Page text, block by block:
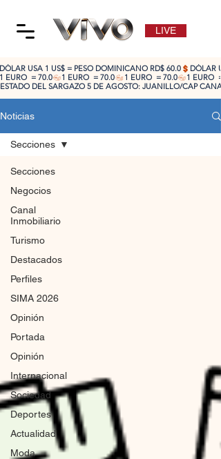
LIVE
ESTADO DEL SARGAZO 5 DE AGOSTO: JUANILLO/CAP
DÓLAR USA 1 US$ = PESO DOMINICANO RD$ 60.0
1 EURO  = 70.0
Noticias
Secciones
Negocios
Canal
Inmobiliario
Turismo
Destacados
Perfiles
SIMA 2026
Opinión
Portada
Opinión
Internacional
Sociedad
Deportes
Actualidad
Moda
Secciones